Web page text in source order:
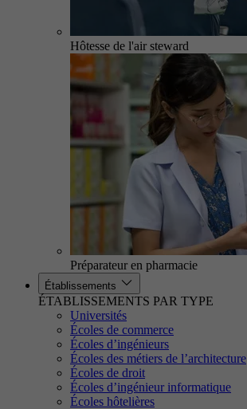
Hôtesse de l'air steward
Préparateur en pharmacie
Établissements
ÉTABLISSEMENTS PAR TYPE
Universités
Écoles de commerce
Écoles d’ingénieurs
Écoles des métiers de l’architecture
Écoles de droit
Écoles d’ingénieur informatique
Écoles hôtelières